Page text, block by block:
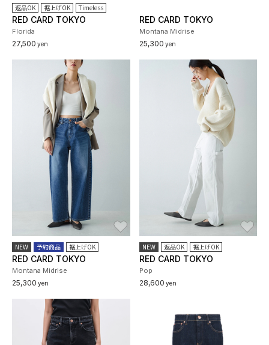
返品OK
裾上げOK Timeless
RED CARD TOKYO
Florida
27,500 yen
RED CARD TOKYO
Montana Midrise
25,300 yen
NEW 予約商品 裾上げOK
RED CARD TOKYO
Montana Midrise
25,300 yen
NEW 返品OK 裾上げOK
RED CARD TOKYO
Pop
28,600 yen